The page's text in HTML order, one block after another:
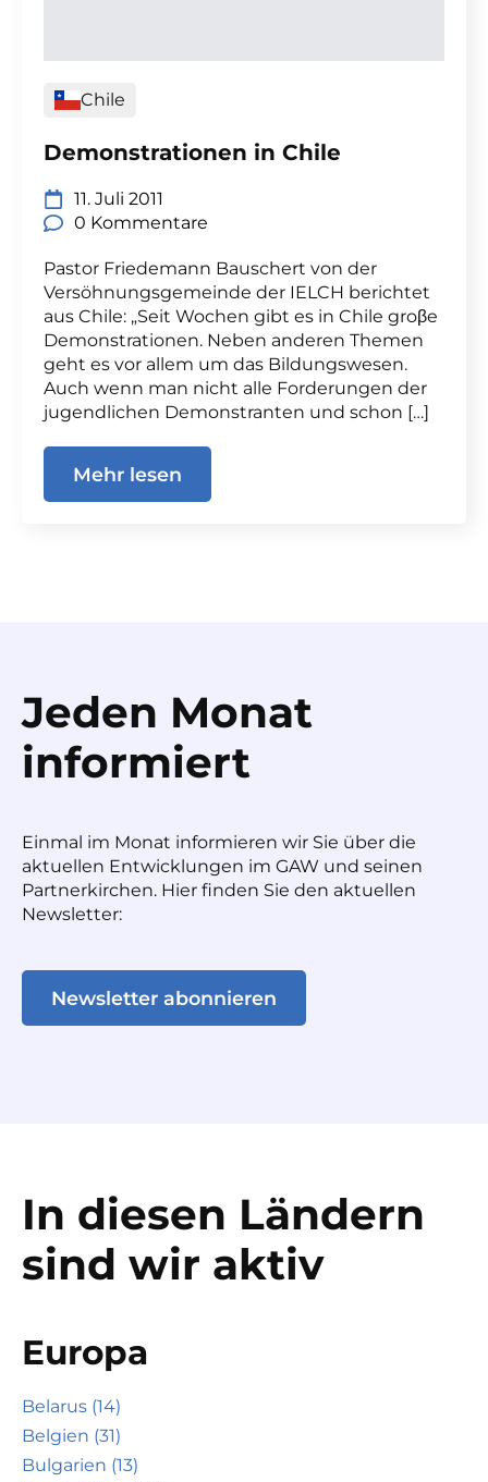
Chile
Demonstrationen in Chile
11. Juli 2011
0 Kommentare
Pastor Friedemann Bauschert von der
Versöhnungsgemeinde der IELCH berichtet
aus Chile: „Seit Wochen gibt es in Chile groβe
Demonstrationen. Neben anderen Themen
geht es vor allem um das Bildungswesen.
Auch wenn man nicht alle Forderungen der
jugendlichen Demonstranten und schon […]
Mehr lesen
Jeden Monat
informiert
Einmal im Monat informieren wir Sie über die
aktuellen Entwicklungen im GAW und seinen
Partnerkirchen. Hier finden Sie den aktuellen
Newsletter:
Newsletter abonnieren
In diesen Ländern
sind wir aktiv
Europa
Belarus (14)
Belgien (31)
Bulgarien (13)